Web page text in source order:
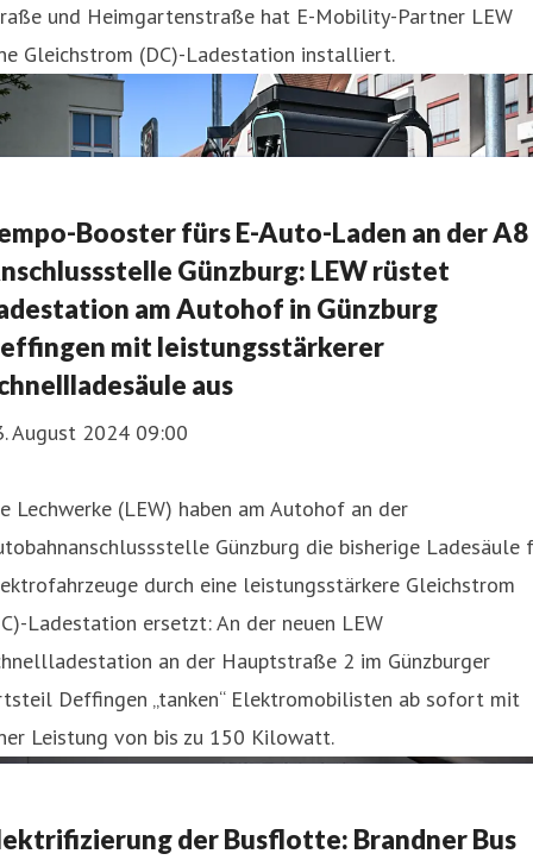
und Heimgartenstraße hat E-Mobility-Partner LEW
Gleichstrom (DC)-Ladestation installiert.
Booster fürs E-Auto-Laden an der A8
Günzburg: LEW rüstet
am Autohof in Günzburg
mit leistungsstärkerer
aus
August 2024 09:00
Lechwerke (LEW) haben am Autohof an der
Günzburg die bisherige Ladesäule
durch eine leistungsstärkere Gleichstrom
Ladestation ersetzt: An der neuen LEW
an der Hauptstraße 2 im Günzburger
Deffingen „tanken“ Elektromobilisten ab sofort mit
Leistung von bis zu 150 Kilowatt.
der Busflotte: Brandner Bus